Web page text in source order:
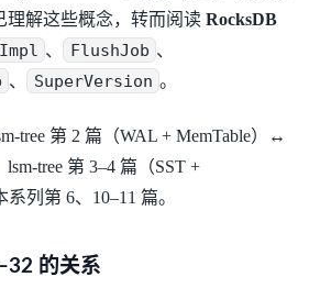
理解这些概念，转而阅读 RocksDB
、 FlushJob 、
、 SuperVersion 。
tree 第 2 篇（WAL + MemTable）↔︎
tree 第 3–4 篇（SST +
列第 6、10–11 篇。
的关系